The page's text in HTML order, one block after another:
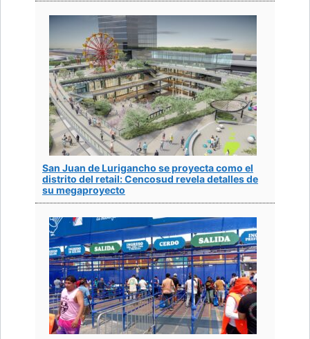
San Juan de Lurigancho se proyecta como el
distrito del retail: Cencosud revela detalles de
su megaproyecto